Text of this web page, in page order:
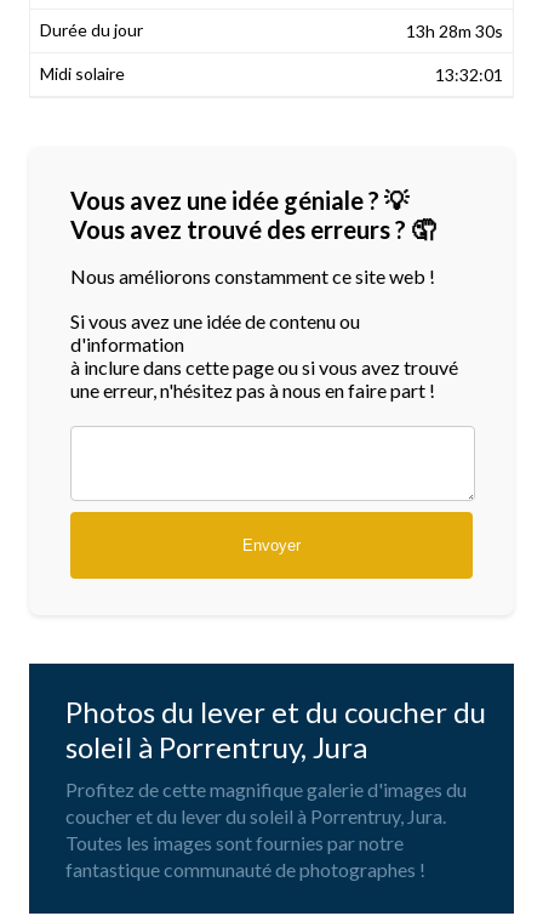
13h 28m 30s
13:32:01
Vous avez une idée géniale ? 💡
Vous avez trouvé des erreurs ? 🤦
Nous améliorons constamment ce site web !
Si vous avez une idée de contenu ou
d'information
à inclure dans cette page ou si vous avez trouvé
une erreur, n'hésitez pas à nous en faire part !
Photos du lever et du coucher du
soleil à Porrentruy, Jura
Profitez de cette magnifique galerie d'images du
coucher et du lever du soleil à Porrentruy, Jura.
Toutes les images sont fournies par notre
fantastique communauté de photographes !